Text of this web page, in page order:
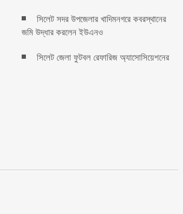
সিলেট সদর উপজেলার খাদিমনগরে কবরস্থানের
জমি উদ্ধার করলেন ইউএনও
সিলেট জেলা ফুটবল রেফারিজ অ্যাসোসিয়েশনের